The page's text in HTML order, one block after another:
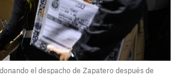
el despacho de Zapatero después de